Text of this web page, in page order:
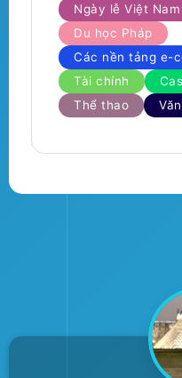
Ngày lễ Việt Nam
Du học Pháp
Các nền tảng e-
Tài chính
Thể thao